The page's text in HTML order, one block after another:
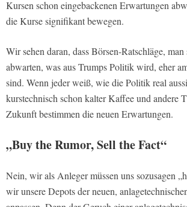
Kursen schon eingebackenen Erwartungen
die Kurse signifikant bewegen.
Wir sehen daran, dass Börsen-Ratschläge,
abwarten, was aus Trumps Politik wird, eher
sind. Wenn jeder weiß, wie die Politik real
kurstechnisch schon kalter Kaffee und andere
Zukunft bestimmen die neuen Erwartungen.
„Buy the Rumor, Sell the Fact“
Nein, wir als Anleger müssen uns sozusagen
wir unsere Depots der neuen,